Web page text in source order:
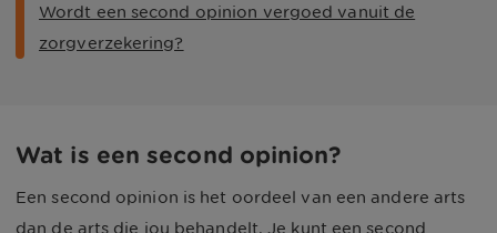
Wordt een second opinion vergoed vanuit de
zorgverzekering?
Wat is een second opinion?
Een second opinion is het oordeel van een andere arts
dan de arts die jou behandelt. Je kunt een second